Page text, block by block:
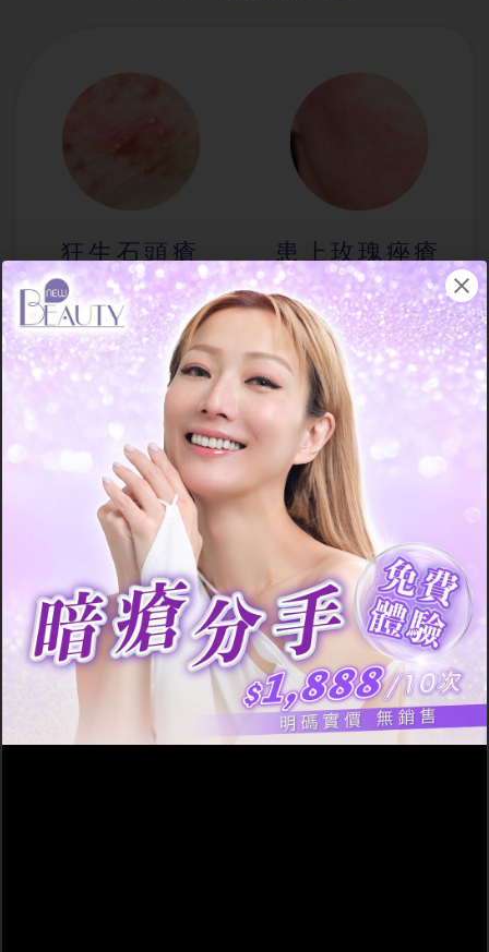
狂生石頭瘡
很多人的肌膚在戴口罩前
都是好端端的，但戴口罩
時間一長就皮膚敏感、
黑頭
粉刺增多甚至爆口
罩瘡。某些女生更因為皮
膚的溫度升高，導致油脂
腺分泌過多油脂，若油脂
堵塞的位置位於真皮層的
毛囊深處，就會誘發 石
問題。若本身為油
性肌膚或 荷爾蒙失調
者，在月事前會長荷爾蒙
痘的女生，口罩問題發生
時長石頭瘡的機率更高！
患上玫瑰痤瘡
口罩暗瘡問題也有可能升
級，對於本身就是敏感肌
還濕疹肌膚的人來說，口
罩瘡可能是
玫瑰痤瘡
的
前奏！玫瑰痤瘡的特徵是
面部出現紅血絲、皮膚泛
紅、灼熱刺痛以及皮膚變
厚，嚴重時會長出一小片
膿頭，感覺痕癢。玫瑰痤
瘡與微絲血管的擴張有
關，若皮膚受曬受熱就會
令微絲血管擴張，容易誘
發玫瑰痤瘡或令玫瑰痤瘡
惡化。